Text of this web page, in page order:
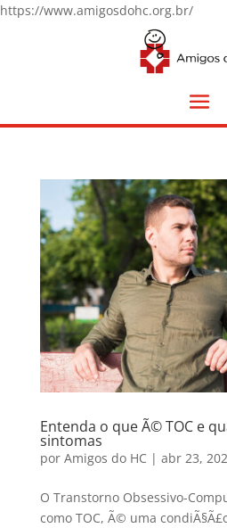
https://www.amigosdohc.org.br/
Entenda o que Ã© TOC e
sintomas
por Amigos do HC | abr 23,
O Transtorno Obsessivo-
como TOC, Ã© uma